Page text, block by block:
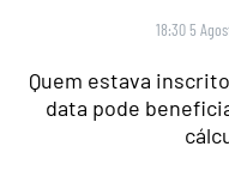
18:30 5
Quem estava
data pode